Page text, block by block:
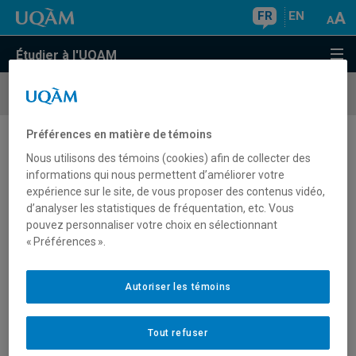
FR EN
Étudier à l'UQAM
Parents
Faire une demande d'admission, c’est
facile
Les étudiants peuvent être admis à un programme selon
études universitaires, expérience ou études hors Québec.
La plupart des programmes contingentés font une
nous basons sur la côte R et sur la moyenne scolaire pour
les autres étudiants), sans égard au collège ou à l'école
Préférences en matière de témoins
Nous utilisons des témoins (cookies) afin de collecter des
informations qui nous permettent d’améliorer votre
expérience sur le site, de vous proposer des contenus vidéo,
d’analyser les statistiques de fréquentation, etc. Vous
pouvez personnaliser votre choix en sélectionnant
« Préférences ».
Tout refuser
Autoriser les témoins